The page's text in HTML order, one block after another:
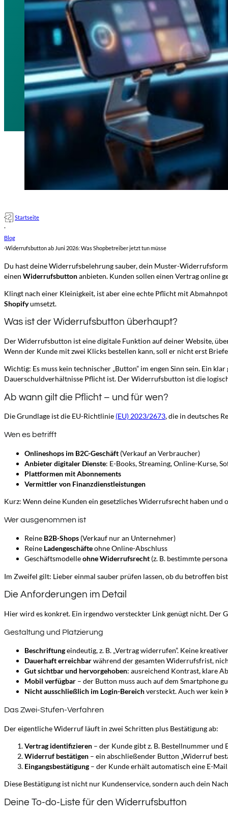
Startseite
·
Blog
·Widerrufsbutton ab Juni 2026: Was Shopbetreiber jetzt tun müsse
Du hast deine Widerrufsbelehrung sauber, dein Muster-
einen Widerrufsbuttonanbieten. Kunden sollen einen Vertrag online
Klingt nach einer Kleinigkeit, ist aber eine echte Pflicht mit
Shopifyumsetzt.
Was ist der Widerrufsbutton überhaupt?
Der Widerrufsbutton ist eine digitale Funktion auf deiner Website,
Wenn der Kunde mit zwei Klicks bestellen kann, soll er nicht erst
Wichtig: Es muss kein technischer „Button” im engen Sinn sein. Ein
Dauerschuldverhältnisse Pflicht ist. Der Widerrufsbutton ist die
Ab wann gilt die Pflicht – und für wen?
Die Grundlage ist die EU-Richtlinie (EU) 2023/2673, die in deutsches
Wen es betrifft
Onlineshops im B2C-Geschäft (Verkauf an Verbraucher)
Anbieter digitaler Dienste: E-Books, Streaming, Online-Kurse,
Plattformen mit Abonnements
Vermittler von Finanzdienstleistungen
Kurz: Wenn deine Kunden ein gesetzliches Widerrufsrecht haben und
Wer ausgenommen ist
Reine B2B-Shops (Verkauf nur an Unternehmer)
Reine Ladengeschäfteohne Online-Abschluss
Geschäftsmodelleohne Widerrufsrecht (z. B. bestimmte
Im Zweifel gilt: Lieber einmal sauber prüfen lassen, ob du betroffen
Die Anforderungen im Detail
Hier wird es konkret. Ein irgendwo versteckter Link genügt nicht. Der
Gestaltung und Platzierung
Beschriftungeindeutig, z. B. „Vertrag widerrufen”. Keine
Dauerhaft erreichbarwährend der gesamten Widerrufsfrist,
Gut sichtbar und hervorgehoben: ausreichend Kontrast, klare
Mobil verfügbar – der Button muss auch auf dem Smartphone
Nicht ausschließlich im Login-Bereichversteckt. Auch wer kein
Das Zwei-Stufen-Verfahren
Der eigentliche Widerruf läuft in zwei Schritten plus Bestätigung ab:
Vertrag identifizieren – der Kunde gibt z. B. Bestellnummer und
Widerruf bestätigen – ein abschließender Button „Widerruf
Eingangsbestätigung – der Kunde erhält automatisch eine E-
Diese Bestätigung ist nicht nur Kundenservice, sondern auch dein
Deine To-do-Liste für den Widerrufsbutton